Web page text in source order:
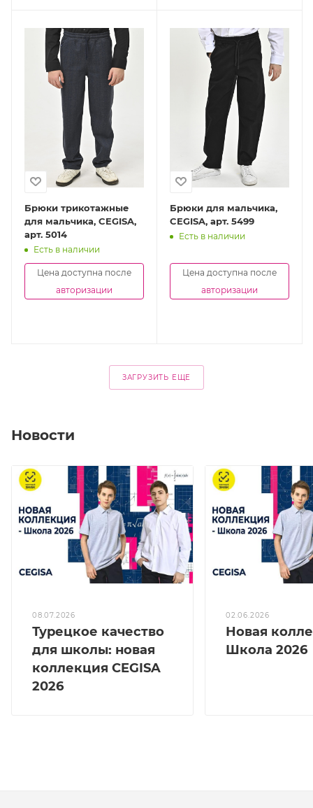
Брюки трикотажные
для мальчика, CEGISA,
арт. 5014
Есть в наличии
Цена доступна после
авторизации
Брюки для мальчика,
CEGISA, арт. 5499
Есть в наличии
Цена доступна после
авторизации
ЗАГРУЗИТЬ ЕЩЕ
Новости
08.07.2026
Турецкое качество
для школы: новая
коллекция CEGISA
2026
02.06.2026
Новая
Школа 2026